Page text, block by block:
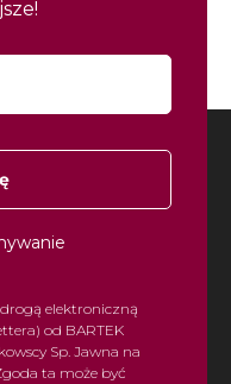
elektroniczną
od BARTEK
Sp. Jawna na
ta może być